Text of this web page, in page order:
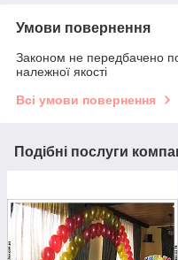
Умови повернення
Законом не передбачено
належної якості
Всі умови повернення
Подібні послуги